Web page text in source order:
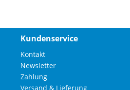
Kundenservice
Kontakt
Newsletter
Zahlung
Versand & Lieferung